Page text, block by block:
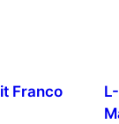
Franco